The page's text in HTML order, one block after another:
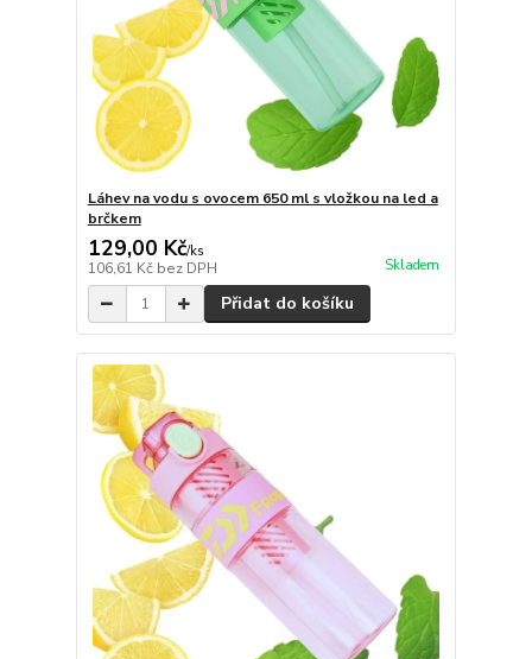
Láhev na vodu s ovocem 650 ml s vložkou na led a
brčkem
129,00 Kč/ks
106,61 Kč bez DPH Skladem
Přidat do košíku